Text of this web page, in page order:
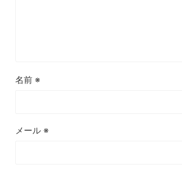
名前 ※
メール ※